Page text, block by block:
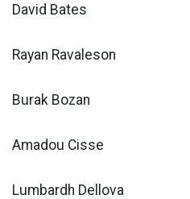
David Bates
Rayan Ravaleson
Burak Bozan
Amadou Cisse
Lumbardh Dellova